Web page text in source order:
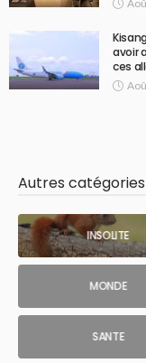
avoir
ces
Autres catégories
INSOLITE
MONDE
SANTE